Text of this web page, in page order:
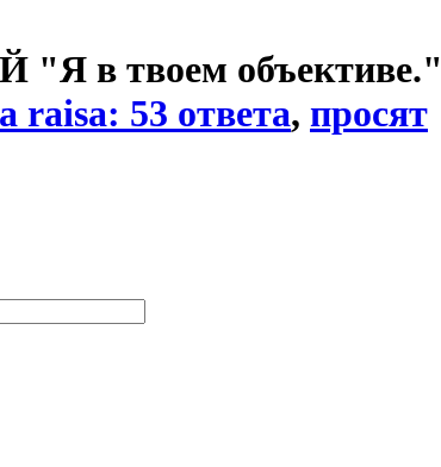
в твоем объективе."
raisa: 53 ответа, просят